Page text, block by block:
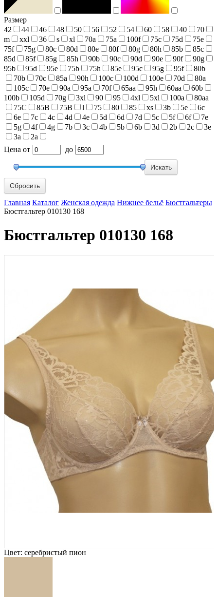
Размер
42
44 46 48 50 56 52 54 60 58 40
70
m
xxl 36 s xl 70a 75a 100f 75c 75d
75e
75f
75g 80c 80d 80e 80f 80g 80h 85b
85c
85d
85f 85g 85h 90b 90c 90d 90e 90f
90g
95b
95d 95e 75b 75h 85e 95c 95g 95f
80b
70b
70c 85a 90h 100c 100d 100e 70d
80a
105c
70e 90a 95a 70f 65aa 95h 60aa
60b
100b
105d 70g 3xl 90 95 4xl 5xl 100a
80aa
75С
85В 75В l 75 80 85 xs 3b 5e
6c
6e
7c 4c 4d 4e 5d 6d 7d 5c 5f 6f
7e
5g
4f 4g 7b 3c 4b 5b 6b 3d 2b 2c
3e
3a
2a
Цена от до
Сбросить
Главная Каталог Женская одежда Нижнее бельё Бюстгальтеры
Бюстгальтер 010130 168
Бюстгальтер 010130 168
Цвет: серебристый пион